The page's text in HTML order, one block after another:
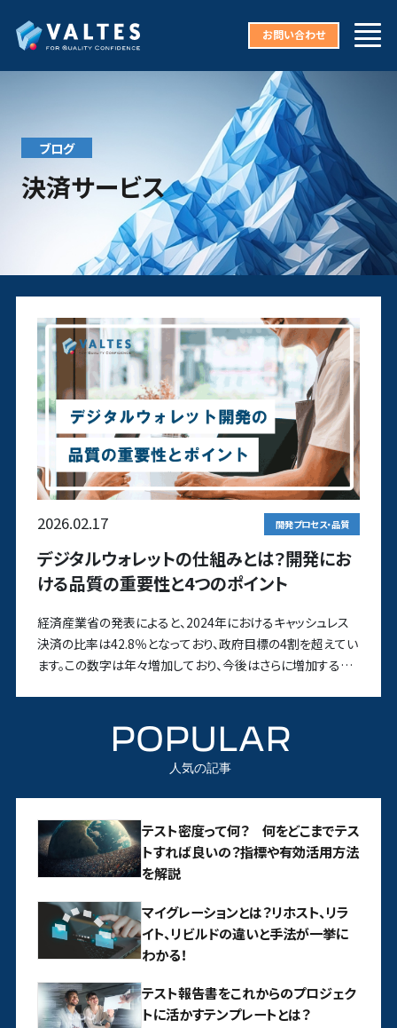
お問い合わせ
ブログ
決済サービス
2026.02.17 開発プロセス・品質
デジタルウォレットの仕組みとは？開発にお
ける品質の重要性と4つのポイント
経済産業省の発表によると、2024年におけるキャッシュレス
決済の比率は42.8％となっており、政府目標の4割を超えてい
ます。この数字は年々増加しており、今後はさらに増加する見
POPULAR
人気の記事
テスト密度って何？ 何をどこまでテス
トすれば良いの？指標や有効活用方法
を解説
マイグレーションとは？リホスト、リラ
イト、リビルドの違いと手法が一挙に
わかる！
テスト報告書をこれからのプロジェク
トに活かすテンプレートとは？